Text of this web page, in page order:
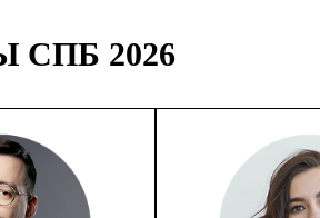
СПБ 2026